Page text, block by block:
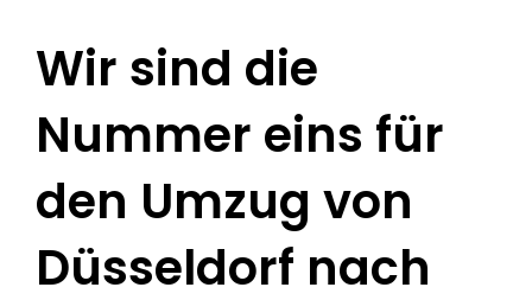
Wir sind die
Nummer eins für
den Umzug von
Düsseldorf nach